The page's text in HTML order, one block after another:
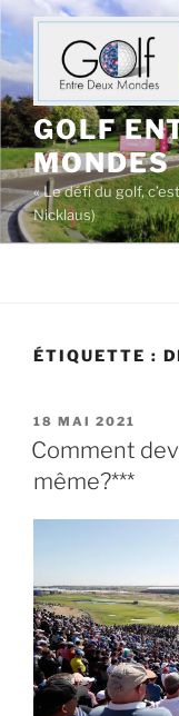
Aller
au
contenu
principal
GOLF
MONDES
« Le défi du golf,
Nicklaus)
ÉTIQUETTE :
PUBLIÉ
LE
18 MAI 2021
Comment
même?***